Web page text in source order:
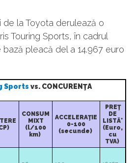
de la Toyota derulează o
Touring Sports, în cadrul
pleacă del a 14.967 euro
Sports vs. CONCURENŢA
CONSUM
MIXT
(l/100
km)
ACCELERAŢIE
0-100
(secunde)
PREŢ
DE
LISTĂ*
(Euro,
cu
TVA)